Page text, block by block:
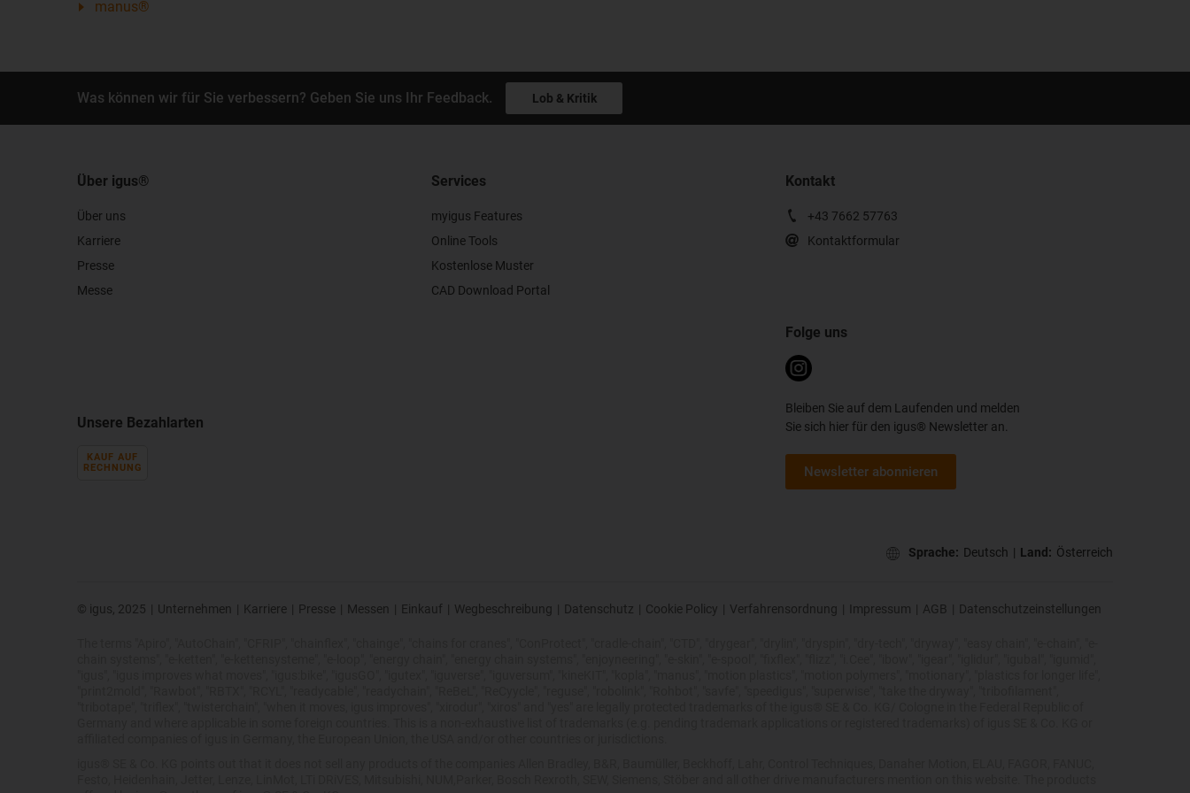
manus®
Was können wir für Sie verbessern? Geben Sie uns Ihr Feedback. Lob & Kritik
Über igus®
Über uns
Karriere
Presse
Messe
Services
myigus Features
Online Tools
Kostenlose Muster
CAD Download Portal
Kontakt
+43 7662 57763
Kontaktformular
Unsere Bezahlarten
KAUF AUF
RECHNUNG
Folge uns
Bleiben Sie auf dem Laufenden und melden
Sie sich hier für den igus® Newsletter an.
Newsletter abonnieren
Sprache: Deutsch | Land: Österreich
© igus, 2025 | Unternehmen | Karriere | Presse | Messen | Einkauf | Wegbeschreibung | Datenschutz | Cookie Policy | Verfahrensordnung | Impressum | AGB | Datenschutzeinstellungen